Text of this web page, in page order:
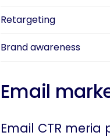
Retargeting
Brand awareness
Email
Email CTR